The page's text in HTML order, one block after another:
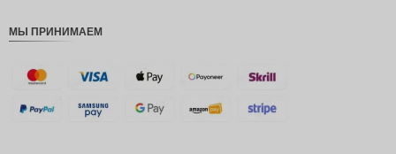
крона
МЫ ПРИНИМАЕМ